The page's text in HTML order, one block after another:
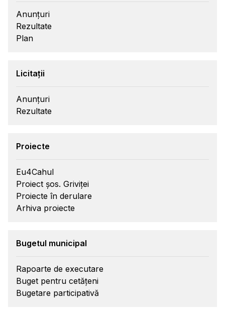
Anunțuri
Rezultate
Plan
Licitații
Anunțuri
Rezultate
Proiecte
Eu4Cahul
Proiect șos. Griviței
Proiecte în derulare
Arhiva proiecte
Bugetul municipal
Rapoarte de executare
Buget pentru cetățeni
Bugetare participativă